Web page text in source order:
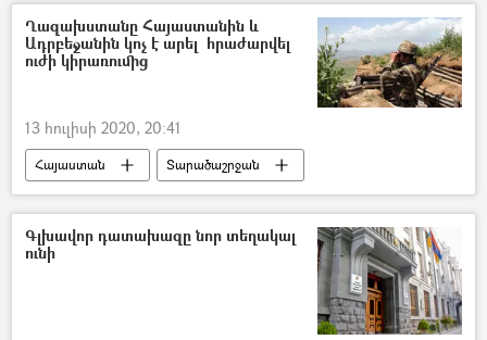
Վրաստանի Հանրապետություն
Ադրբեջան
հայ-ադրբեջանական
Ղազախստանը Հայաստանին և
Ադրբեջանին կոչ է արել հրաժարվել
ուժի կիրառումից
13 հուլիսի 2020, 20:41
Հայաստան
Տարածաշրջան
Աշխարհ
Ղազախստան
Ադրբեջան
հրետակոծություն
ուղերձ
Գլխավոր դատախազը նոր տեղակալ
ունի